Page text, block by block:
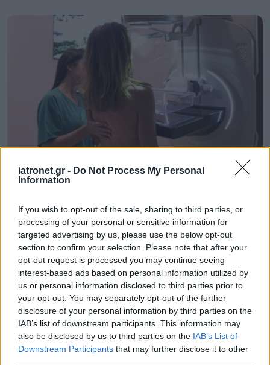
iatronet.gr - Do Not Process My Personal
Information
If you wish to opt-out of the sale, sharing to third parties, or
processing of your personal or sensitive information for
targeted advertising by us, please use the below opt-out
section to confirm your selection. Please note that after your
opt-out request is processed you may continue seeing
interest-based ads based on personal information utilized by
us or personal information disclosed to third parties prior to
your opt-out. You may separately opt-out of the further
disclosure of your personal information by third parties on the
IAB’s list of downstream participants. This information may
also be disclosed by us to third parties on the IAB’s List of
Downstream Participants that may further disclose it to other
Τετάρτη, 15 Μαΐου 2024, 18:27
προγράμματος "Σπ. Δοξιάδης" σε ιδιωτικά
κέντρα [εγκύκλιος]
Εκφεύγουν του πλαισίου των συμβάσεων του ΕΟΠΥΥ,
αναφέρεται σε σχετικό έγγραφο της αναπληρώτριας
υπουργού Υγείας.